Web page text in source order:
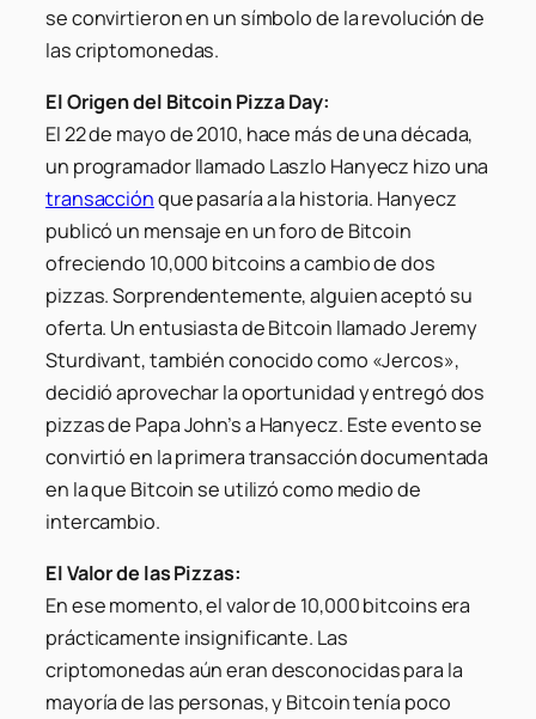
se convirtieron en un símbolo de la revolución de
las criptomonedas.
El Origen del Bitcoin Pizza Day:
El 22 de mayo de 2010, hace más de una década,
un programador llamado Laszlo Hanyecz hizo una
transacciónque pasaría a la historia. Hanyecz
publicó un mensaje en un foro de Bitcoin
ofreciendo 10,000 bitcoins a cambio de dos
pizzas. Sorprendentemente, alguien aceptó su
oferta. Un entusiasta de Bitcoin llamado Jeremy
Sturdivant, también conocido como «Jercos»,
decidió aprovechar la oportunidad y entregó dos
pizzas de Papa John’s a Hanyecz. Este evento se
convirtió en la primera transacción documentada
en la que Bitcoin se utilizó como medio de
intercambio.
El Valor de las Pizzas:
En ese momento, el valor de 10,000 bitcoins era
prácticamente insignificante. Las
criptomonedas aún eran desconocidas para la
mayoría de las personas, y Bitcoin tenía poco